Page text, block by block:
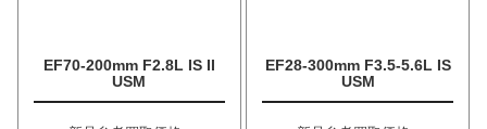
EF70-200mm F2.8L IS II
USM
EF28-300mm F3.5-5.6L IS
USM